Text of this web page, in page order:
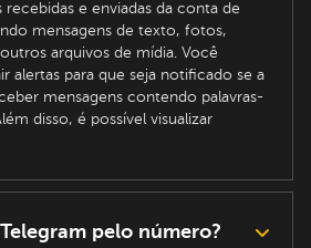
recebidas e enviadas da conta de
mensagens de texto, fotos,
arquivos de mídia. Você
alertas para que seja notificado se a
mensagens contendo palavras-
disso, é possível visualizar
pelo número?